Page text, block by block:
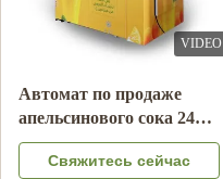
VIDEO
Автомат по продаже
апельсинового сока 24
часа
Свяжитесь сейчас